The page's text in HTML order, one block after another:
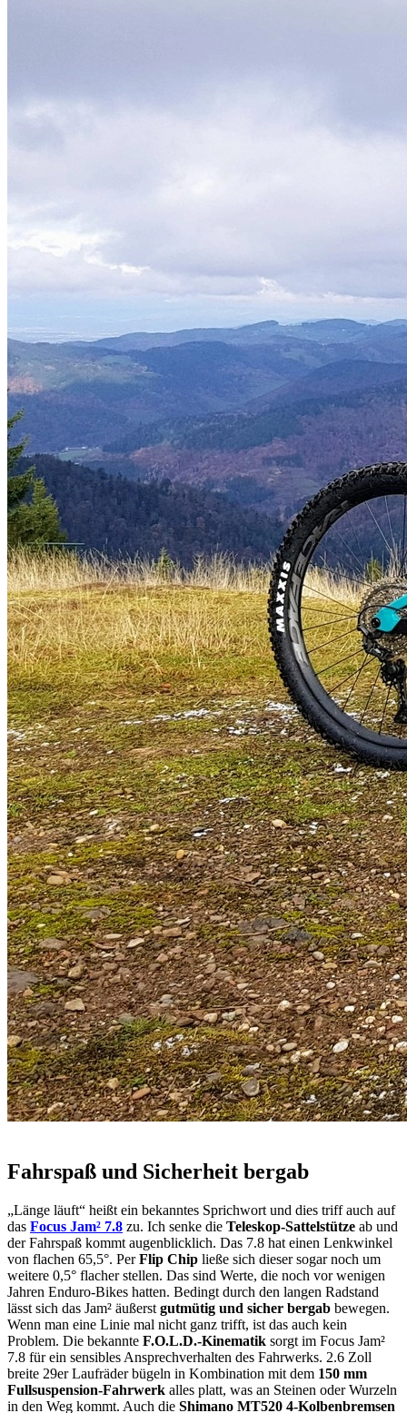
Fahrspaß und Sicherheit bergab
„Länge läuft“ heißt ein bekanntes Sprichwort und dies triff auch auf
das Focus Jam² 7.8 zu. Ich senke die Teleskop-Sattelstütze ab und
der Fahrspaß kommt augenblicklich. Das 7.8 hat einen Lenkwinkel
von flachen 65,5°. PerFlip Chip ließe sich dieser sogar noch um
weitere 0,5° flacher stellen. Das sind Werte, die noch vor wenigen
Jahren Enduro-Bikes hatten. Bedingt durch den langen Radstand
lässt sich das Jam² äußerst gutmütig und sicher bergab bewegen.
Wenn man eine Linie mal nicht ganz trifft, ist das auch kein
Problem. Die bekannte F.O.L.D.-Kinematik sorgt im Focus Jam²
7.8 für ein sensibles Ansprechverhalten des Fahrwerks. 2.6 Zoll
breite 29er Laufräder bügeln in Kombination mit dem 150 mm
Fullsuspension-Fahrwerk alles platt, was an Steinen oder Wurzeln
in den Weg kommt. Auch die Shimano MT520 4-Kolbenbremsen